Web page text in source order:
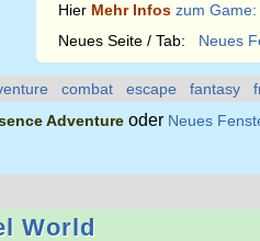
Hier Mehr Infos zum Game:
Neues Seite / Tab: Neues
combat escape fantasy
Adventure oder Neues
World